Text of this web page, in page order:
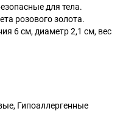
для тела.
розового золота.
6 см, диаметр 2,1 см, вес
Гипоаллергенные